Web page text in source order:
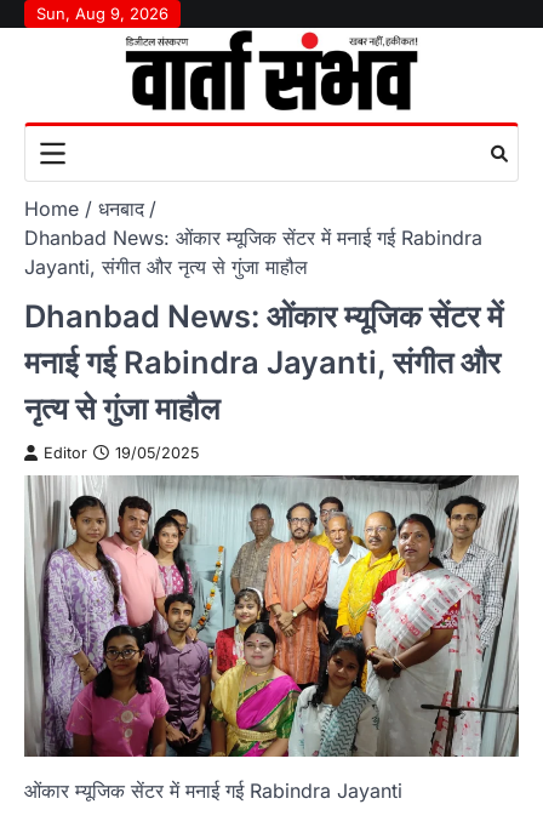
SkipSun, Aug 9, 2026
Home
धनबाद
Dhanbad News: ओंकार म्यूजिक सेंटर में मनाई गई Rabindra
Jayanti, संगीत और नृत्य से गुंजा माहौल
Dhanbad News: ओंकार म्यूजिक सेंटर में
मनाई गई Rabindra Jayanti, संगीत और
नृत्य से गुंजा माहौल
Editor 19/05/2025
ओंकार म्यूजिक सेंटर में मनाई गई Rabindra Jayanti